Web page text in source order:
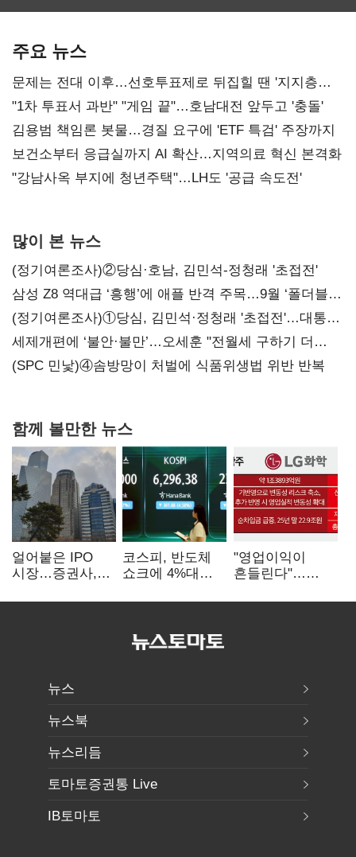
주요 뉴스
문제는 전대 이후…선호투표제로 뒤집힐 땐 '지지층
불복'
"1차 투표서 과반" "게임 끝"…호남대전 앞두고 '충돌'
김용범 책임론 봇물…경질 요구에 'ETF 특검' 주장까지
보건소부터 응급실까지 AI 확산…지역의료 혁신 본격화
"강남사옥 부지에 청년주택"…LH도 '공급 속도전'
많이 본 뉴스
(정기여론조사)②당심·호남, 김민석-정청래 '초접전'
삼성 Z8 역대급 ‘흥행’에 애플 반격 주목…9월 ‘폴더블
대전’
(정기여론조사)①당심, 김민석·정청래 '초접전'…대통령
지지도 '50% 아래로'(종합)
세제개편에 ‘불안·불만’…오세훈 "전월세 구하기 더
힘들어질 것"
(SPC 민낯)④솜방망이 처벌에 식품위생법 위반 반복
함께 볼만한 뉴스
얼어붙은 IPO
시장…증권사,
전쟁' 기대
코스피, 반도체
쇼크에 4%대
5거래일째 상승
"영업이익이
흔들린다"…
18에 취약
뉴스
뉴스북
뉴스리듬
토마토증권통 Live
IB토마토